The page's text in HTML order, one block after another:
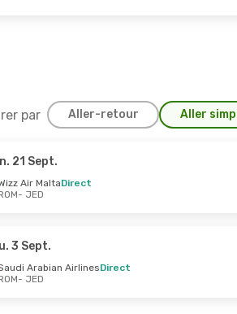
par Aller-retour Aller
21 Sept.
Air MaltaDirect
- JED
3 Sept.
Arabian AirlinesDirect
- JED